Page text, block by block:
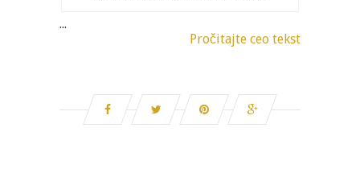
...
Pročitajte ceo tekst